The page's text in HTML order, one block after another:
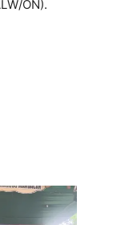
ON).